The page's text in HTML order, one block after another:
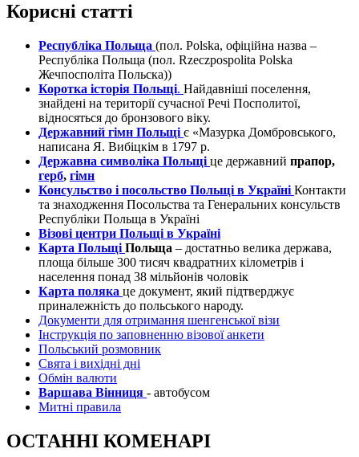
Корисні статті
Республіка Польща (пол. Polska, офіційна назва –
Республіка Польща (пол. Rzeczpospolita Polska
Жечпосполіта Польска))
Коротка історія Польщі. Найдавніші поселення,
знайдені на території сучасної Речі Посполитої,
відносяться до бронзового віку.
Державний гімн Польщі є «Мазурка Домбровського,
написана Я. Вибіцкім в 1797 р.
Державна символіка Польщі це державний прапор,
герб, гімн
Консульство і посольство Польщі в Україні Контакти
та знаходження Посольства та Генеральних консульств
Республіки Польща в Україні
Візові центри Польщі в Україні
Карта Польщі Польща – достатньо велика держава,
площа більше 300 тисяч квадратних кілометрів і
населення понад 38 мільйонів чоловік
Карта поляка це документ, який підтверджує
приналежність до польського народу.
Документи для отримання шенгенської візи
Інструкція по заповненню візової анкети
Польський розмовник
Свята і вихідні дні
Обмін валюти
Варшава Вінниця - автобусом
Митні правила
ОСТАННІ КОМЕНАРІ